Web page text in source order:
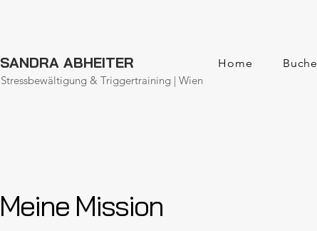
SANDRA ABHEITER
Stressbewältigung & Triggertraining | Wien
Home
Meine Mission